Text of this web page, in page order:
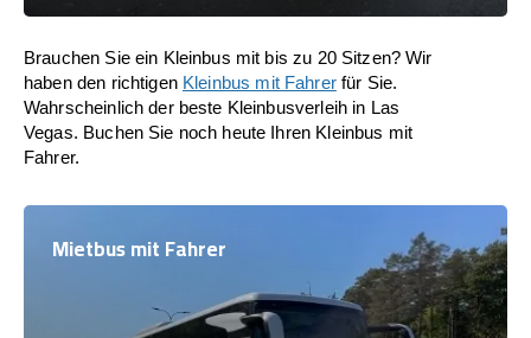
Brauchen Sie ein Kleinbus mit bis zu 20 Sitzen? Wir
haben den richtigen Kleinbus mit Fahrerfür Sie.
Wahrscheinlich der beste Kleinbusverleih in Las
Vegas. Buchen Sie noch heute Ihren Kleinbus mit
Fahrer.
Mietbus mit Fahrer